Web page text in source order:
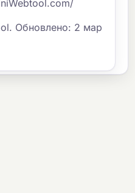
Обновлено: 2 мар